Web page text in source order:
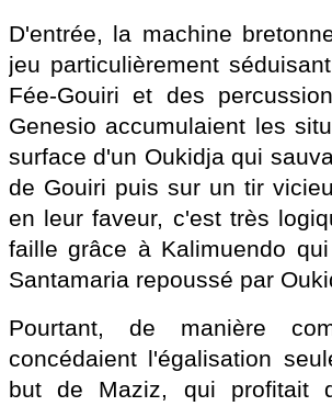
D'entrée, la machine
jeu particulièrement
Fée-Gouiri et des
Genesio accumulaient les
surface d'un Oukidja qui
de Gouiri puis sur un tir
en leur faveur, c'est très
faille grâce à Kalimuendo
Santamaria repoussé par
Pourtant, de manière
concédaient l'égalisation
but de Maziz, qui profitait